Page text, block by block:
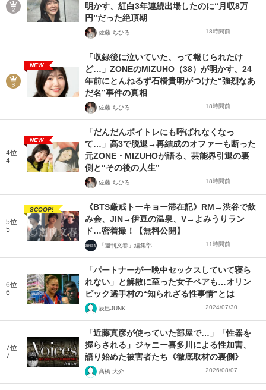
明かす、紅白3年連続出場したのに“月収8万
円”だった絶頂期
佐藤 ちひろ 18時間前
NEW
「収録後に泣いていた、って報じられたけ
ど…」ZONEのMIZUHO（38）が明かす、24
年前にとんねるず石橋貴明がつけた“強烈なあ
だ名”事件の真相
佐藤 ちひろ 18時間前
4位
4
NEW
「だんだんボイトレにも呼ばれなくなっ
て…」高3で脱退→再結成のオファーも断った
元ZONE・MIZUHOが語る、芸能界引退の裏
側と“その後の人生”
佐藤 ちひろ 18時間前
5位
5
SCOOP!
《BTS厳戒トーキョー滞在記》RM→渋谷で飲
み会、JIN→伊豆の温泉、V→よみうりラン
ド…密着撮！【無料公開】
「週刊文春」編集部 11時間前
6位
6
「パートナーが一晩中セックスしていて寝ら
れない」と解散に至った女子ペアも…オリン
ピック選手村の“知られざる性事情”とは
辰巳JUNK 2024/07/30
7位
7
「近藤真彦が使っていた部屋で…」「性器を
握らされる」ジャニー喜多川による性加害、
語り始めた被害者たち《徹底取材の裏側》
髙橋 大介 2026/08/07